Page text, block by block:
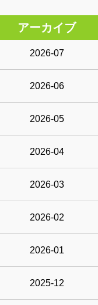
アーカイブ
2026-07
2026-06
2026-05
2026-04
2026-03
2026-02
2026-01
2025-12